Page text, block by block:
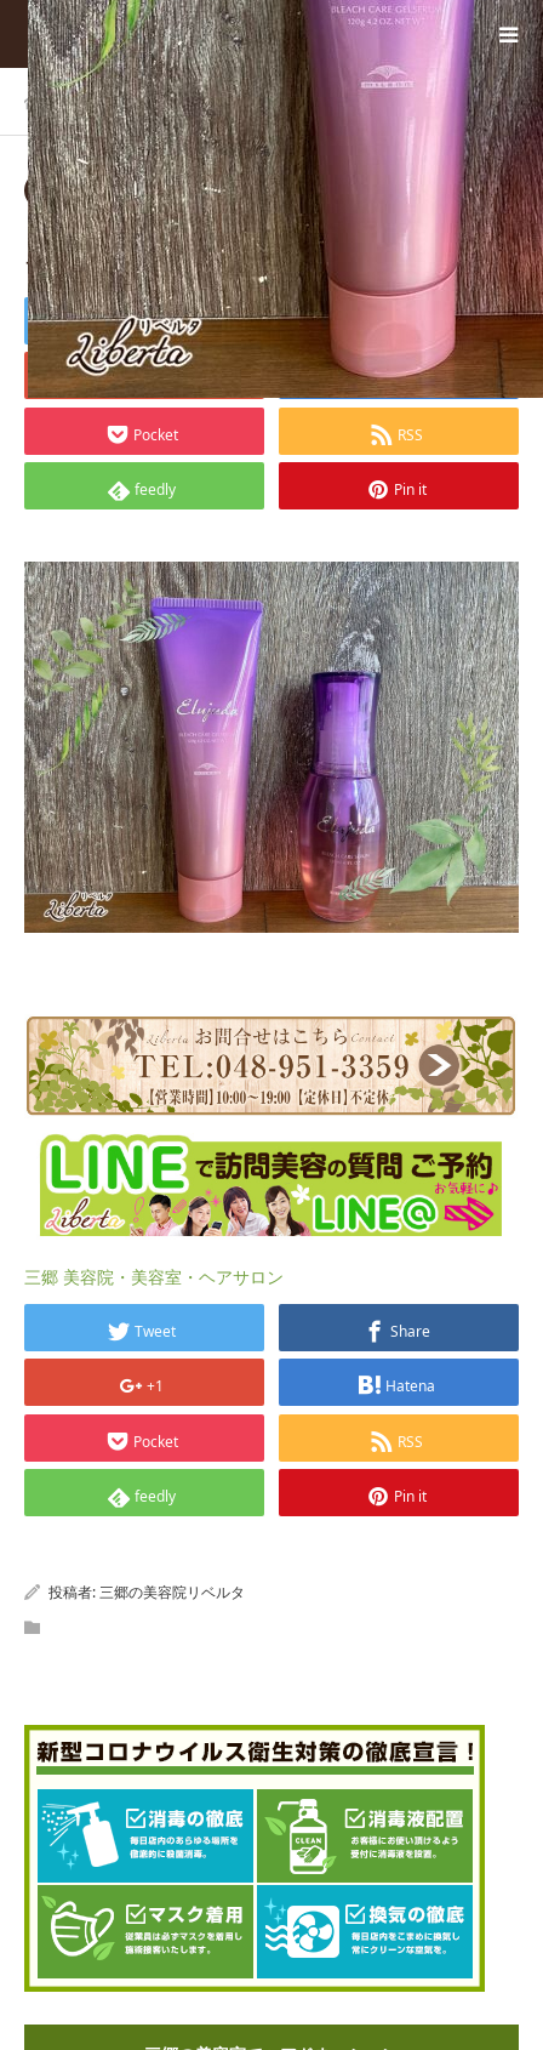
ホームBLOG エルジューダ2
2022.03.08
エルジューダ2
Tweet
+1 Hatena
Pocket RSS
feedly Pin it
三郷 美容院・美容室・ヘアサロン
Tweet Share
+1 Hatena
Pocket RSS
feedly Pin it
投稿者:三郷の美容院リベルタ